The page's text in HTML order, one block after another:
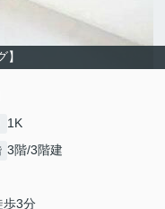
】
1K
3階/3階建
歩3分